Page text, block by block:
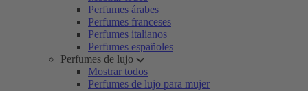
Perfumes árabes
Perfumes franceses
Perfumes italianos
Perfumes españoles
Perfumes de lujo
Mostrar todos
Perfumes de lujo para mujer